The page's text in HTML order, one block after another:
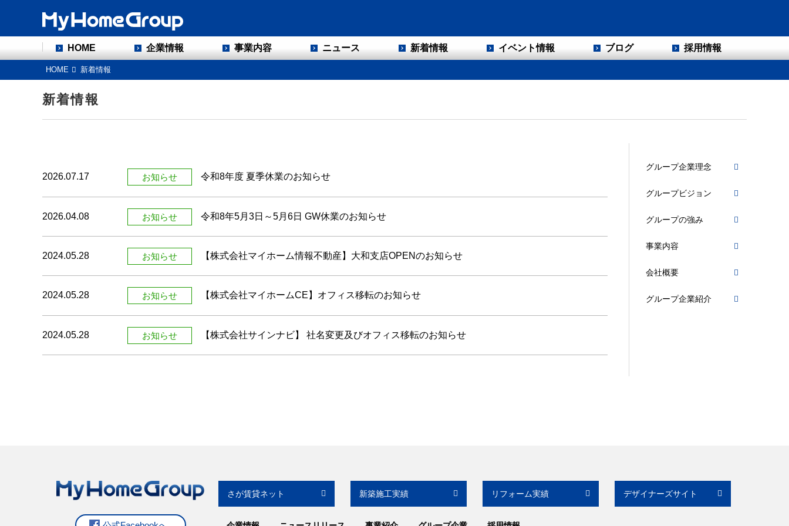
HOME 企業情報 事業内容 ニュース 新着情報 イベント情報 ブログ 採用情報
HOME 新着情報
新着情報
2026.07.17 お知らせ 令和8年度 夏季休業のお知らせ
2026.04.08 お知らせ 令和8年5月3日～5月6日 GW休業のお知らせ
2024.05.28 お知らせ 【株式会社マイホーム情報不動産】大和支店OPENのお知らせ
2024.05.28 お知らせ 【株式会社マイホームCE】オフィス移転のお知らせ
2024.05.28 お知らせ 【株式会社サインナビ】 社名変更及びオフィス移転のお知らせ
グループ企業理念
グループビジョン
グループの強み
事業内容
会社概要
グループ企業紹介
さが賃貸ネット 新築施工実績 リフォーム実績 デザイナーズサイト